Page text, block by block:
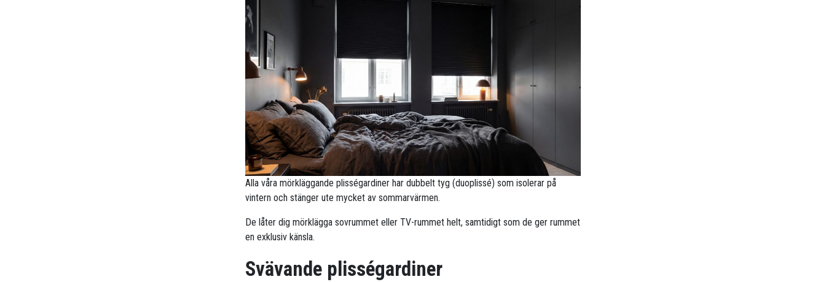
Alla våra mörkläggande plisségardiner har dubbelt tyg (duoplissé) som isolerar på
vintern och stänger ute mycket av sommarvärmen.
De låter dig mörklägga sovrummet eller TV-rummet helt, samtidigt som de ger rummet
en exklusiv känsla.
Svävande plisségardiner